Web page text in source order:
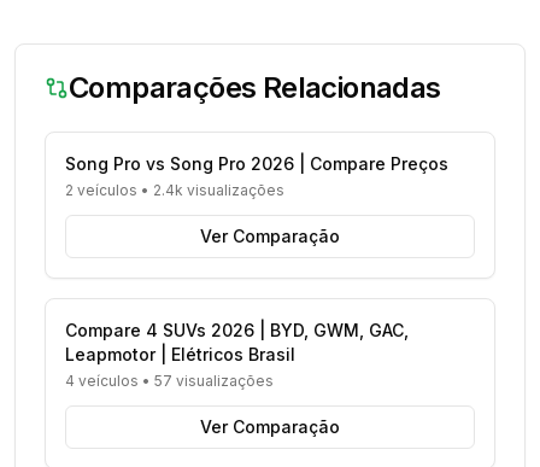
Comparações Relacionadas
Song Pro vs Song Pro 2026 | Compare Preços
2 veículos • 2.4k visualizações
Ver Comparação
Compare 4 SUVs 2026 | BYD, GWM, GAC,
Leapmotor | Elétricos Brasil
4 veículos • 57 visualizações
Ver Comparação